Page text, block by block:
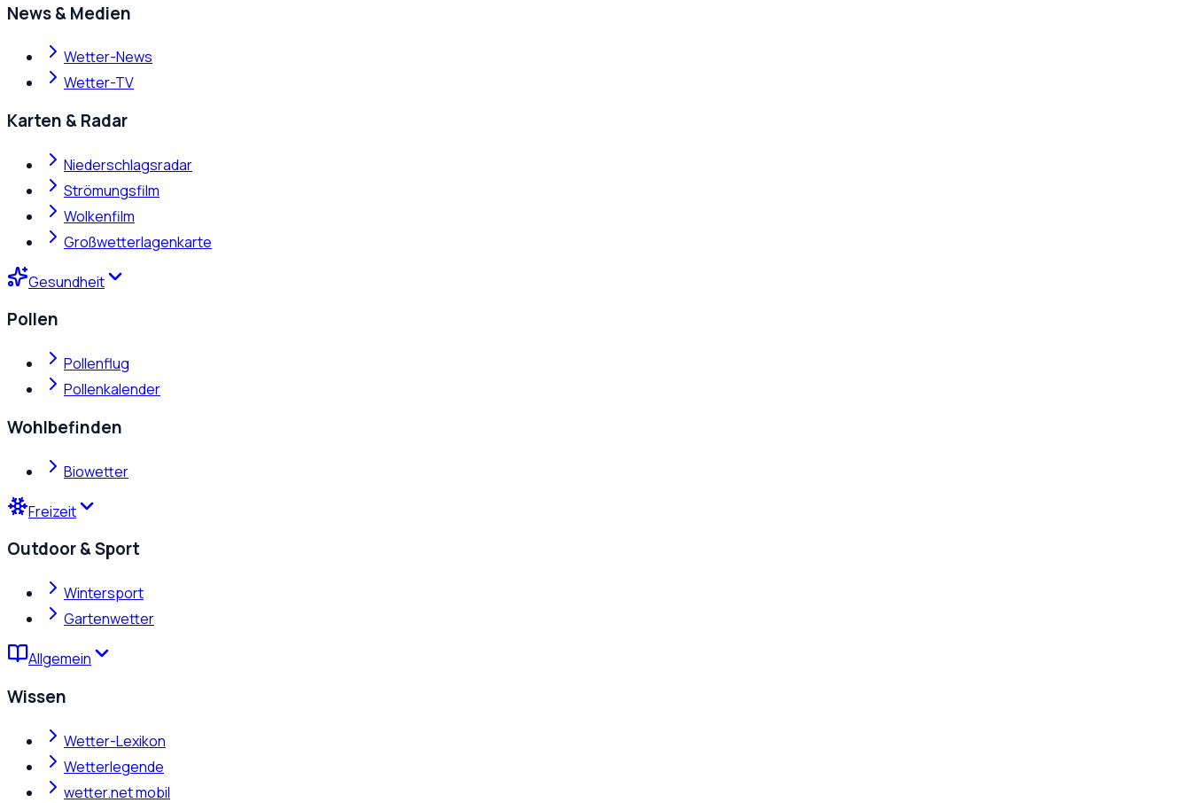
News & Medien
Wetter-News
Wetter-TV
Karten & Radar
Niederschlagsradar
Strömungsfilm
Wolkenfilm
Großwetterlagenkarte
Gesundheit
Pollen
Pollenflug
Pollenkalender
Wohlbefinden
Biowetter
Freizeit
Outdoor & Sport
Wintersport
Gartenwetter
Allgemein
Wissen
Wetter-Lexikon
Wetterlegende
wetter.net mobil